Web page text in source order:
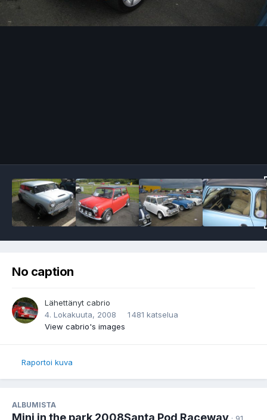
No caption
Lähettänyt cabrio
4. Lokakuuta, 2008
1 481 katselua
View cabrio's images
Raportoi kuva
ALBUMISTA
Mini in the park 2008Santa Pod Raceway